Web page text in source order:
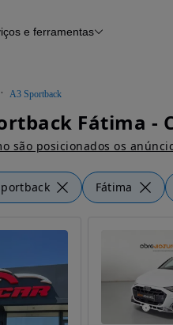
Histórico do veículo
e ferramentas
A3 Sportback
Fátima -
são posicionados os
Fátima